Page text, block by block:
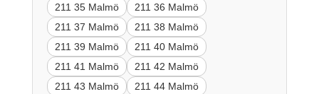
211 35 Malmö
211 36 Malmö
211 37 Malmö
211 38 Malmö
211 39 Malmö
211 40 Malmö
211 41 Malmö
211 42 Malmö
211 43 Malmö
211 44 Malmö